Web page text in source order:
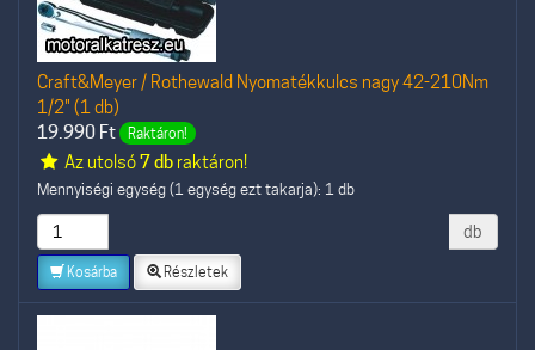
Craft&Meyer / Rothewald Nyomatékkulcs nagy 42-210Nm
1/2" (1 db)
19.990 Ft Raktáron!
Az utolsó7 dbraktáron!
Mennyiségi egység (1 egység ezt takarja): 1 db
db
Kosárba Részletek